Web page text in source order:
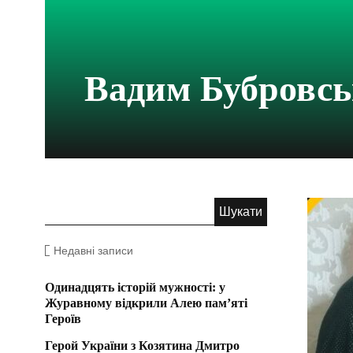
Вадим
Недавні записи
Одинадцять історій мужності: у
Журавному відкрили Алею пам’яті
Героїв
Герой України з Козятина Дмитро